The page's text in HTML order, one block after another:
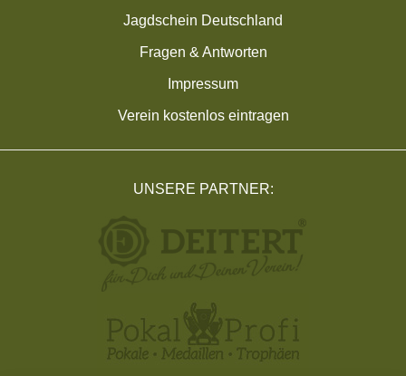
Jagdschein Deutschland
Fragen & Antworten
Impressum
Verein kostenlos eintragen
UNSERE PARTNER: